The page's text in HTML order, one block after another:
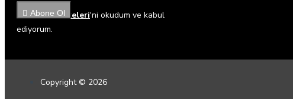
Abone Ol
Gizlilik İlkeleri'ni okudum ve kabul
ediyorum.
Copyright © 2026